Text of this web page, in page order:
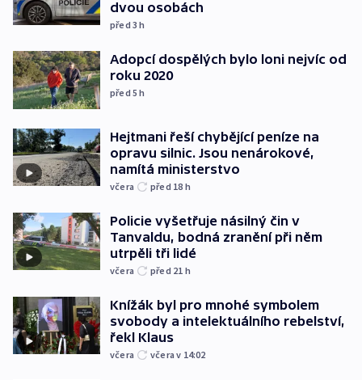
dvou osobách
před 3h
Adopcí dospělých bylo loni nejvíc od
roku 2020
před 5h
Hejtmani řeší chybějící peníze na
opravu silnic. Jsou nenárokové,
namítá ministerstvo
včera před 18 h
Policie vyšetřuje násilný čin v
Tanvaldu, bodná zranění při něm
utrpěli tři lidé
včera před 21 h
Knížák byl pro mnohé symbolem
svobody a intelektuálního rebelství,
řekl Klaus
včera včera v 14:02